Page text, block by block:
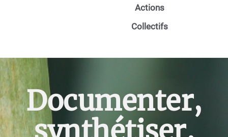
Actions
Collectifs
Documenter,